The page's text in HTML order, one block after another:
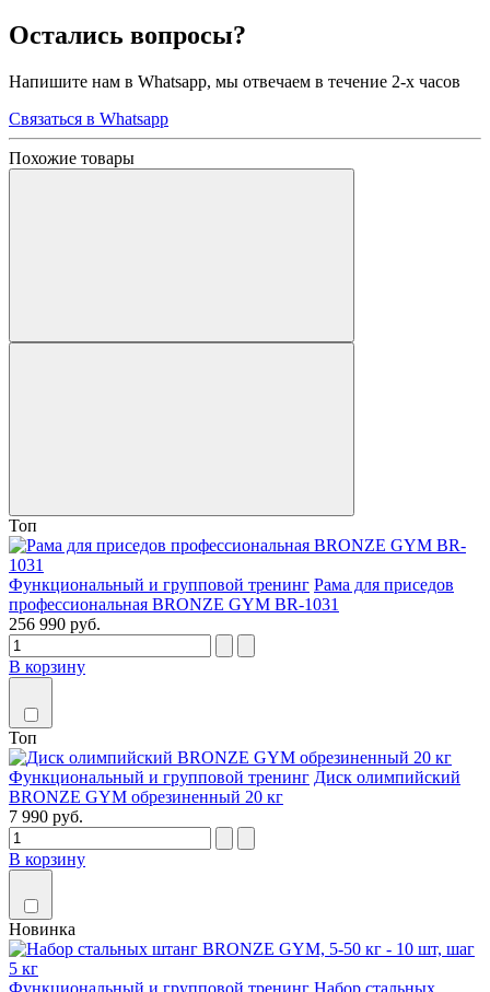
Остались вопросы?
Напишите нам в Whatsapp, мы отвечаем в течение 2-х часов
Связаться в Whatsapp
Похожие товары
Топ
Функциональный и групповой тренинг Рама для приседов
профессиональная BRONZE GYM BR-1031
256 990 руб.
В корзину
Топ
Функциональный и групповой тренинг Диск олимпийский
BRONZE GYM обрезиненный 20 кг
7 990 руб.
В корзину
Новинка